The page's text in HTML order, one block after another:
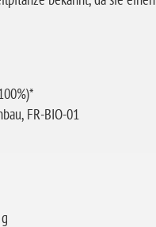
FR-BIO-01